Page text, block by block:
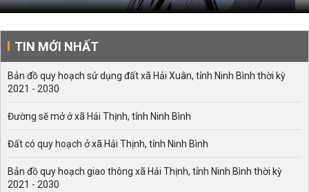
TIN MỚI NHẤT
Bản đồ quy hoạch sử dụng đất xã Hải Xuân, tỉnh Ninh Bình thời kỳ
2021 - 2030
Đường sẽ mở ở xã Hải Thịnh, tỉnh Ninh Bình
Đất có quy hoạch ở xã Hải Thịnh, tỉnh Ninh Bình
Bản đồ quy hoạch giao thông xã Hải Thịnh, tỉnh Ninh Bình thời kỳ
2021 - 2030